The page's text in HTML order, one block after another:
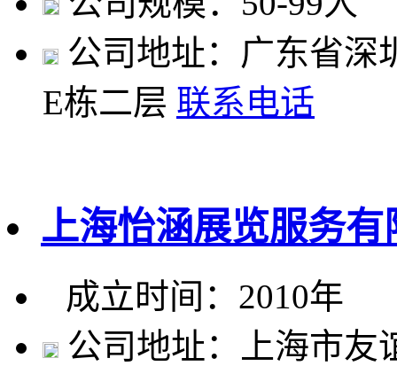
公司地址：广东省深
E栋二层 联系电话
上海怡涵展览服务有
成立时间：2010年
公司地址：上海市友